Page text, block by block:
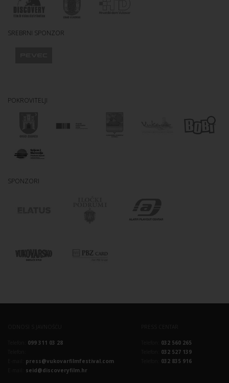
SREBRNI SPONZOR
POKROVITELJI
SPONZORI
099 311 03 28
press@vukovarfilmfestival.com
seid@discoveryfilm.hr
032 560 265
032 527 139
032 835 916